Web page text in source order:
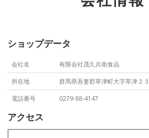
ショップデータ
会社名
有限会社茂久兵衛食品
所在地
群馬県吾妻郡草津町大字草津２
電話番号
0279-88-4147
アクセス